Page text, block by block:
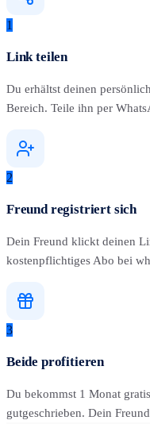
1
Link teilen
Du erhältst deinen
Bereich. Teile ihn per
2
Freund registriert sich
Dein Freund klickt deinen
kostenpflichtiges Abo bei
3
Beide profitieren
Du bekommst 1 Monat
gutgeschrieben. Dein